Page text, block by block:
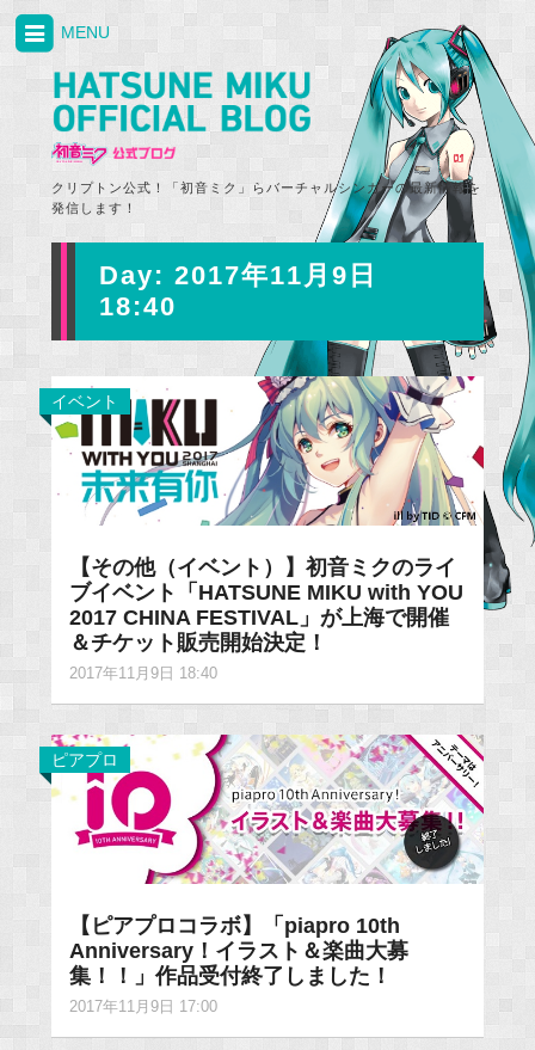
クリプトン公式！「初音ミク」らバーチャルシンガーの最新情報を
発信します！
MENU
Day: 2017年11月9日
18:40
イベント
【その他（イベント）】初音ミクのライ
ブイベント「HATSUNE MIKU with YOU
2017 CHINA FESTIVAL」が上海で開催
＆チケット販売開始決定！
2017年11月9日 18:40
ピアプロ
【ピアプロコラボ】「piapro 10th
Anniversary！イラスト＆楽曲大募
集！！」作品受付終了しました！
2017年11月9日 17:00